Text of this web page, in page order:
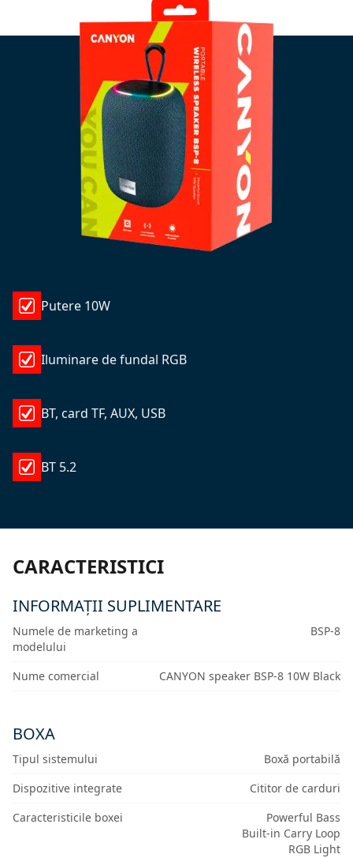
Putere 10W
Iluminare de fundal RGB
BT, card TF, AUX, USB
BT 5.2
CARACTERISTICI
INFORMAȚII SUPLIMENTARE
Numele de marketing a
modelului
BSP-8
Nume comercial CANYON speaker BSP-8 10W Black
BOXA
Tipul sistemului
Boxă portabilă
Dispozitive integrate
Cititor de carduri
Caracteristicile boxei
Powerful Bass
Built-in Carry Loop
RGB Light